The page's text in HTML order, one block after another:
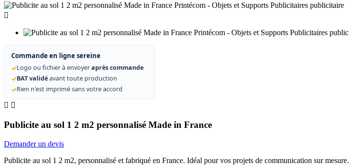

Commande en ligne sereine
✓Logo ou fichier à envoyeraprès commande
✓BAT validéavant toute production
✓Rien n'est imprimé sans votre accord
 
Publicite au sol 1 2 m2 personnalisé Made in France
Demander un devis
Publicite au sol 1 2 m2, personnalisé et fabriqué en France. Idéal pour vos projets de communication sur mesure.